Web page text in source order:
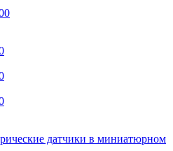
датчики в миниатюрном